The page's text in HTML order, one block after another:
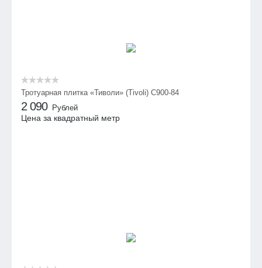
Тротуарная плитка «Тиволи» (Tivoli) С900-84
2 090 Рублей
Цена за квадратный метр